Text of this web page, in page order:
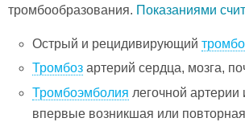
тромбообразования. Показаниями
Острый и рецидивирующий
Тромбоз артерий сердца, мозга,
Тромбоэмболия легочной
впервые возникшая или